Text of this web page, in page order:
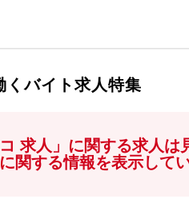
くバイト求人特集
求人」に関する求人は
関する情報を表示して